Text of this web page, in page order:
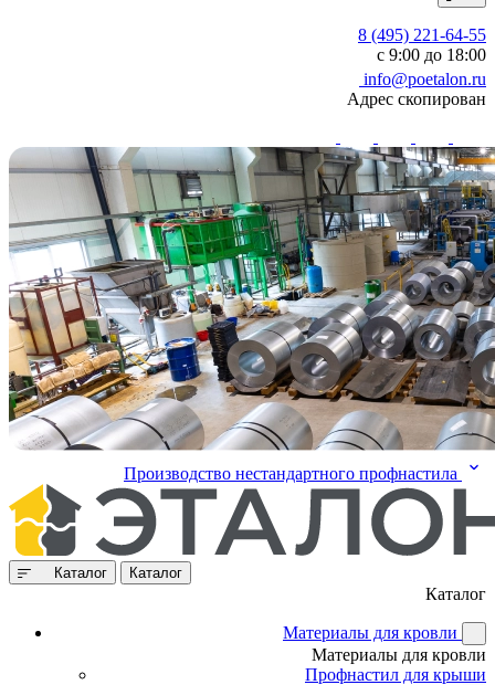
8 (495) 221-64-55
с 9:00 до 18:00
info@poetalon.ru
Адрес скопирован
Производство нестандартного профнастила
Каталог Каталог
Каталог
Материалы для кровли
Материалы для кровли
Профнастил для крыши